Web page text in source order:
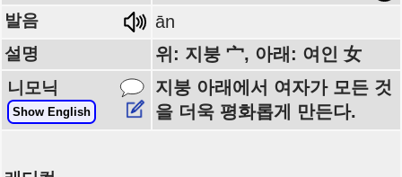
발음 ān
설명 위: 지붕 宀, 아래: 여인 女
니모닉
Show English
지붕 아래에서 여자가 모든 것
을 더욱 평화롭게 만든다.